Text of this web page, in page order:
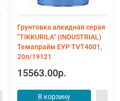
Грунтовка алкидная серая
"TIKKURILA" (INDUSTRIAL)
Темапрайм ЕУР TVT4001,
20л/19121
15563.00р.
В корзину